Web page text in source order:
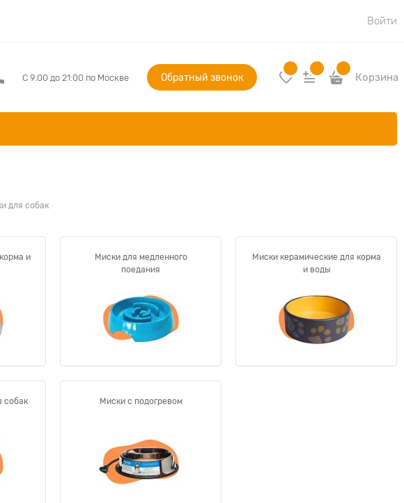
Войти
С 9:00 до 21:00 по Москве Обратный звонок Корзина
для собак
и
Миски для медленного
поедания
Миски керамические для корма
и воды
собак Миски с подогревом